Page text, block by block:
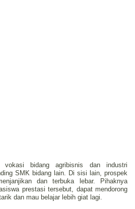
vokasi bidang agribisnis dan industri
SMK bidang lain. Di sisi lain, prospek
dan terbuka lebar. Pihaknya
prestasi tersebut, dapat mendorong
dan mau belajar lebih giat lagi.